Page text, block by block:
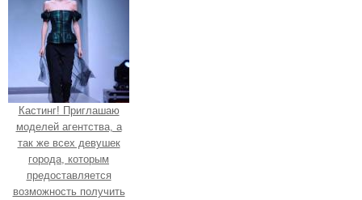
Кастинг! Приглашаю
моделей агентства, а
так же всех девушек
города, которым
предоставляется
возможность получить